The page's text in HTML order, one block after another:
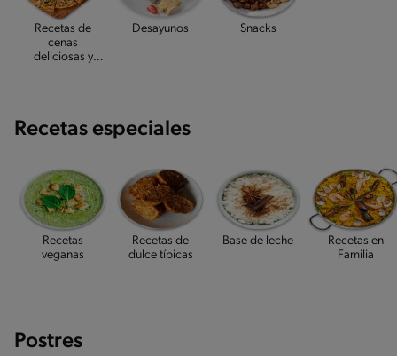
Recetas de
cenas
deliciosas y
Desayunos Snacks
Recetas especiales
Recetas
veganas
Recetas de
dulce típicas
Base de leche
Recetas en
Familia
Postres